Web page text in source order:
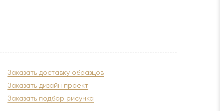
Заказать доставку образцов
Заказать дизайн проект
Заказать подбор рисунка